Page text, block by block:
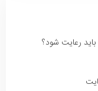
رعایت شود؟